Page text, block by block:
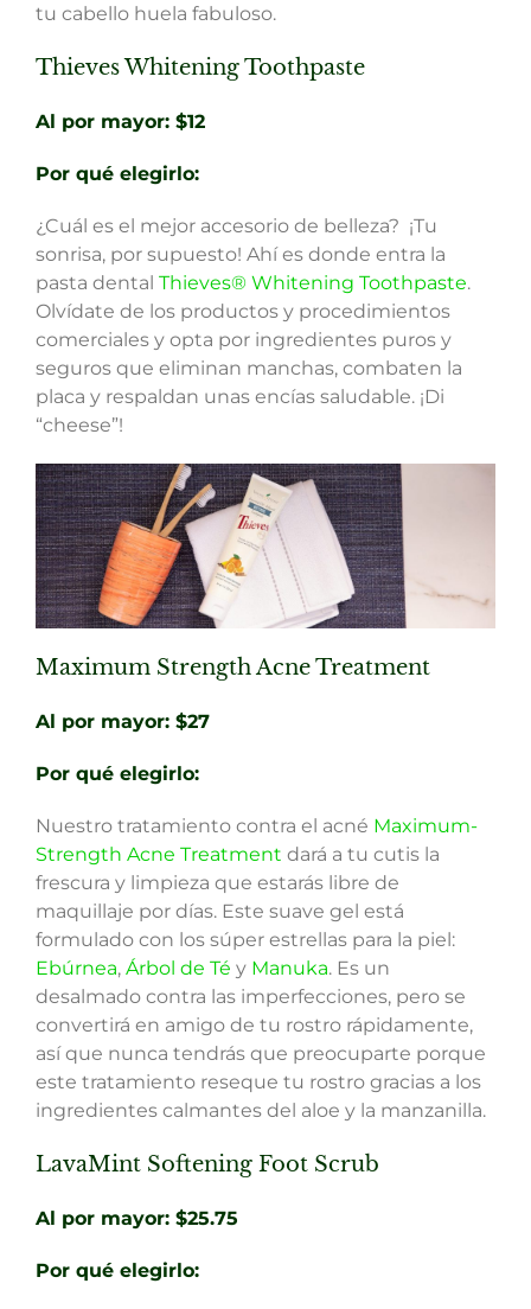
tu cabello huela fabuloso.
Thieves Whitening Toothpaste
Al por mayor: $12
Por qué elegirlo:
¿Cuál es el mejor accesorio de belleza? ¡Tu
sonrisa, por supuesto! Ahí es donde entra la
pasta dental Thieves® Whitening Toothpaste.
Olvídate de los productos y procedimientos
comerciales y opta por ingredientes puros y
seguros que eliminan manchas, combaten la
placa y respaldan unas encías saludable. ¡Di
“cheese”!
Maximum Strength Acne Treatment
Al por mayor: $27
Por qué elegirlo:
Nuestro tratamiento contra el acné Maximum-
Strength Acne Treatment dará a tu cutis la
frescura y limpieza que estarás libre de
maquillaje por días. Este suave gel está
formulado con los súper estrellas para la piel:
Ebúrnea, Árbol de Té y Manuka. Es un
desalmado contra las imperfecciones, pero se
convertirá en amigo de tu rostro rápidamente,
así que nunca tendrás que preocuparte porque
este tratamiento reseque tu rostro gracias a los
ingredientes calmantes del aloe y la manzanilla.
LavaMint Softening Foot Scrub
Al por mayor: $25.75
Por qué elegirlo: